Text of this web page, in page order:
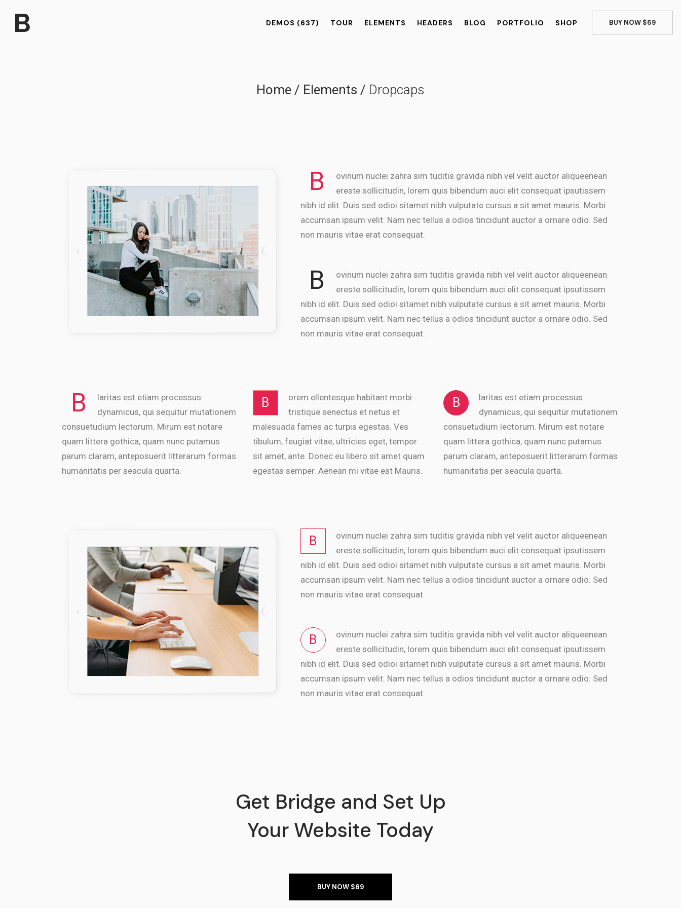
BUY NOW $69
DEMOS (637) TOUR ELEMENTS HEADERS BLOG PORTFOLIO SHOP
Home / Elements / Dropcaps
B
ovinum nuclei zahra sim tuditis gravida nibh vel velit auctor aliqueenean
ereste sollicitudin, lorem quis bibendum auci elit consequat ipsutissem
nibh id elit. Duis sed odioi sitamet nibh vulputate cursus a sit amet mauris. Morbi
accumsan ipsum velit. Nam nec tellus a odios tincidunt auctor a ornare odio. Sed
non mauris vitae erat consequat.
B
ovinum nuclei zahra sim tuditis gravida nibh vel velit auctor aliqueenean
ereste sollicitudin, lorem quis bibendum auci elit consequat ipsutissem
nibh id elit. Duis sed odioi sitamet nibh vulputate cursus a sit amet mauris. Morbi
accumsan ipsum velit. Nam nec tellus a odios tincidunt auctor a ornare odio. Sed
non mauris vitae erat consequat.
B
laritas est etiam processus
dynamicus, qui sequitur mutationem
consuetudium lectorum. Mirum est notare
quam littera gothica, quam nunc putamus
parum claram, anteposuerit litterarum formas
humanitatis per seacula quarta.
B
orem ellentesque habitant morbi
tristique senectus et netus et
malesuada fames ac turpis egestas. Ves
tibulum, feugiat vitae, ultricies eget, tempor
sit amet, ante. Donec eu libero sit amet quam
egestas semper. Aenean mi vitae est Mauris.
B
laritas est etiam processus
dynamicus, qui sequitur mutationem
consuetudium lectorum. Mirum est notare
quam littera gothica, quam nunc putamus
parum claram, anteposuerit litterarum formas
humanitatis per seacula quarta.
B
ovinum nuclei zahra sim tuditis gravida nibh vel velit auctor aliqueenean
ereste sollicitudin, lorem quis bibendum auci elit consequat ipsutissem
nibh id elit. Duis sed odioi sitamet nibh vulputate cursus a sit amet mauris. Morbi
accumsan ipsum velit. Nam nec tellus a odios tincidunt auctor a ornare odio. Sed
non mauris vitae erat consequat.
B
ovinum nuclei zahra sim tuditis gravida nibh vel velit auctor aliqueenean
ereste sollicitudin, lorem quis bibendum auci elit consequat ipsutissem
nibh id elit. Duis sed odioi sitamet nibh vulputate cursus a sit amet mauris. Morbi
accumsan ipsum velit. Nam nec tellus a odios tincidunt auctor a ornare odio. Sed
non mauris vitae erat consequat.
Get Bridge and Set Up
Your Website Today
BUY NOW $69